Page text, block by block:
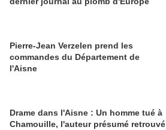
Pierre-Jean Verzelen prend les
commandes du Département de
l'Aisne
Drame dans l'Aisne : Un homme tué à
Chamouille, l'auteur présumé retrouvé